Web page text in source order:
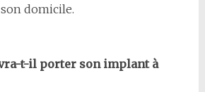
domicile.
t-il porter son implant à